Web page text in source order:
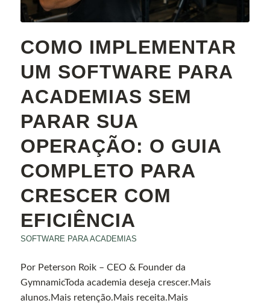
COMO IMPLEMENTAR
UM SOFTWARE PARA
ACADEMIAS SEM
PARAR SUA
OPERAÇÃO: O GUIA
COMPLETO PARA
CRESCER COM
EFICIÊNCIA
SOFTWARE PARA ACADEMIAS
Por Peterson Roik – CEO & Founder da
GymnamicToda academia deseja crescer.Mais
alunos.Mais retenção.Mais receita.Mais